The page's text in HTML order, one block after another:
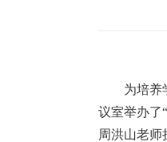
为培养
议室举办了
周洪山老师